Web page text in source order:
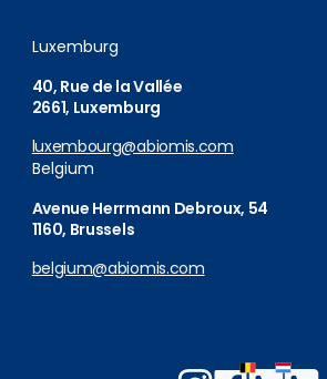
Luxemburg
40, Rue de la Vallée
2661, Luxemburg
luxembourg@abiomis.com
Belgium
Avenue Herrmann Debroux, 54
1160, Brussels
belgium@abiomis.com